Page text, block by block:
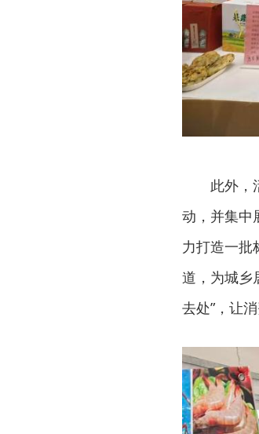
此外，
动，并集中
力打造一批
道，为城乡
去处”，让